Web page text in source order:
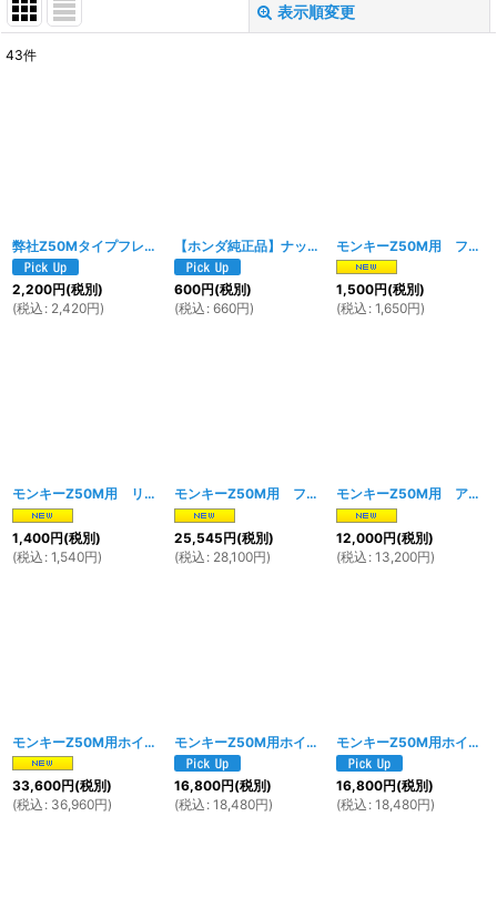
表示順変更
絞り込む
43件
弊社Z50Mタイプフレーム用 メインキーシリンダー 4Pカプラー [1911w]
2,200円(税別)
(税込 : 2,420円)
【ホンダ純正品】ナット セルフロックナット 12MM 90353-045-000
600円(税別)
(税込 : 660円)
モンキーZ50M用 フロントアクスルシャフト（フロントホイールアクスル）
1,500円(税別)
(税込 : 1,650円)
モンキーZ50M用 リアアクスルシャフト(リアホイールアクスル) [1928w]
1,400円(税別)
(税込 : 1,540円)
モンキーZ50M用 フロントフォーク レッド [
25,545円(税別)
(税込 : 28,100円)
モンキーZ50M用 アルミトップブリッジ（ステアリングハンドルホルダー）
12,000円(税別)
(税込 : 13,200円)
モンキーZ50M用ホイールリム、ホイールハブ 前後セット [1822w]
33,600円(税別)
(税込 : 36,960円)
モンキーZ50M用ホイールリム、ホイールハブ セット フロント用
16,800円(税別)
(税込 : 18,480円)
モンキーZ50M用ホイールリム、ホイールハブ セット リア用
16,800円(税別)
(税込 : 18,480円)